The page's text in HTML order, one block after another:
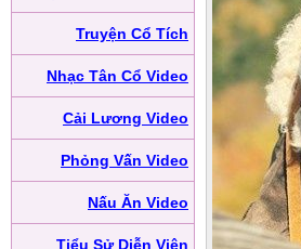
Truyện Cổ Tích
Nhạc Tân Cổ Video
Cải Lương Video
Phỏng Vấn Video
Nấu Ăn Video
Tiểu Sử Diễn Viên